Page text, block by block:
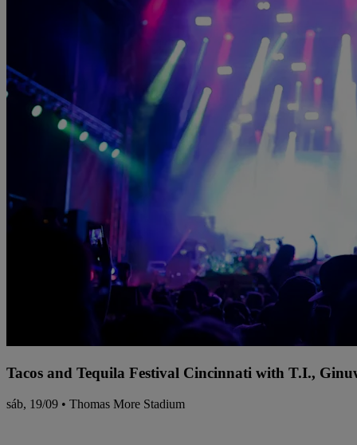
Tacos and Tequila Festival Cincinnati with T.I.,
sáb, 19/09 • Thomas More Stadium